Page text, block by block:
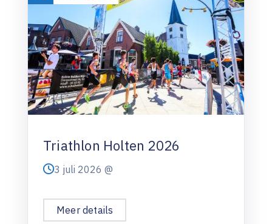
Triathlon Holten 2026
3 juli 2026 @
Meer details